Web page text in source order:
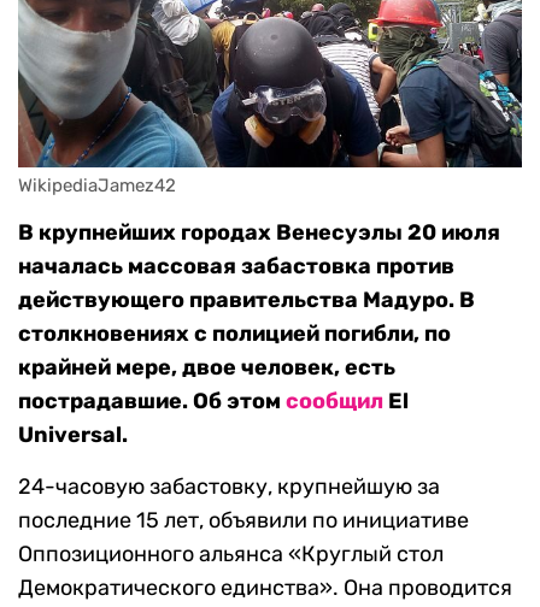
WikipediaJamez42
В крупнейших городах Венесуэлы 20 июля
началась массовая забастовка против
действующего правительства Мадуро. В
столкновениях с полицией погибли, по
крайней мере, двое человек, есть
пострадавшие. Об этом сообщил El
Universal.
24-часовую забастовку, крупнейшую за
последние 15 лет, объявили по инициативе
Оппозиционного альянса «Круглый стол
Демократического единства». Она проводится